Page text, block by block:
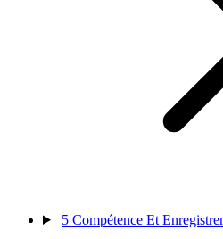
5 Compétence Et